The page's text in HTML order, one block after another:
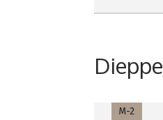
Dieppe
M-2